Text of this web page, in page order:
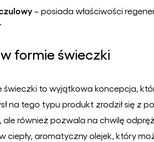
– posiada właściwości
w formie świeczki
świeczki to wyjątkowa koncepcja,
na tego typu produkt zrodził się
również pozwala na chwilę
ciepły, aromatyczny olejek, który